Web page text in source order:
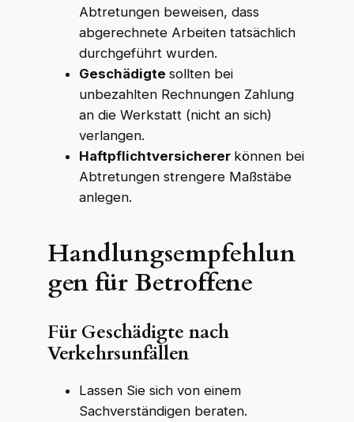
Abtretungen beweisen, dass
abgerechnete Arbeiten tatsächlich
durchgeführt wurden.
Geschädigte sollten bei
unbezahlten Rechnungen Zahlung
an die Werkstatt (nicht an sich)
verlangen.
Haftpflichtversicherer können bei
Abtretungen strengere Maßstäbe
anlegen.
Handlungsempfehlun
gen für Betroffene
Für Geschädigte nach
Verkehrsunfällen
Lassen Sie sich von einem
Sachverständigen beraten.